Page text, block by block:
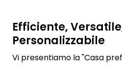
Efficiente,
Personalizzabile
Vi presentiamo la "Casa